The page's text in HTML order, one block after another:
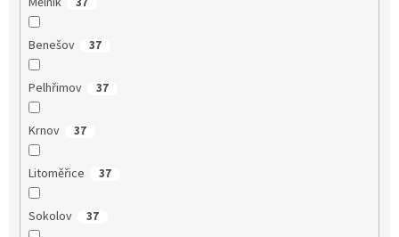
Benešov 37
Pelhřimov 37
Krnov 37
Litoměřice 37
Sokolov 37